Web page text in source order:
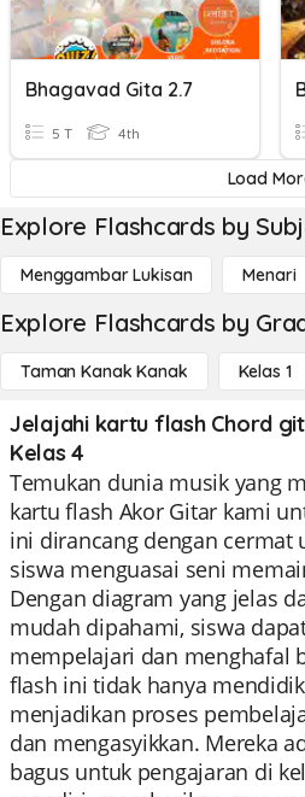
Bhagavad Gita 2.7
5 T 4th
Load
Explore Flashcards by
Menggambar Lukisan Menari
Explore Flashcards by
Taman Kanak Kanak Kelas 1
Jelajahi kartu flash Chord
Kelas 4
Temukan dunia musik yang
kartu flash Akor Gitar kami
ini dirancang dengan cermat
siswa menguasai seni
Dengan diagram yang jelas
mudah dipahami, siswa
mempelajari dan menghafal
flash ini tidak hanya
menjadikan proses
dan mengasyikkan. Mereka
bagus untuk pengajaran di